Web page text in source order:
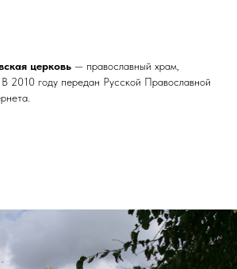
церковь — православный храм,
В 2010 году передан Русской Православной